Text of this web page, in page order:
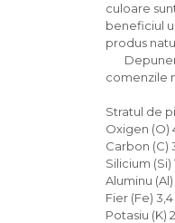
culoare
beneficiul
produs
Depunem
comenzile
Stratul de
Oxigen (O)
Carbon (C)
Silicium (Si)
Aluminu (Al)
Fier (Fe) 3,4
Potasiu (K)